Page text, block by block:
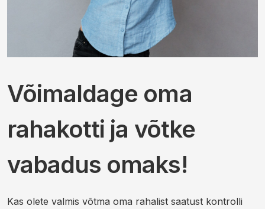
Võimaldage oma
rahakotti ja võtke
vabadus omaks!
Kas olete valmis võtma oma rahalist saatust kontrolli